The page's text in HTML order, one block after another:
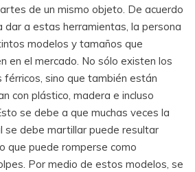
de un mismo objeto. De acuerdo
dar a estas herramientas, la persona
modelos y tamaños que
en el mercado. No sólo existen los
sino que también están
con plástico, madera e incluso
se debe a que muchas veces la
se debe martillar puede resultar
que puede romperse como
Por medio de estos modelos, se